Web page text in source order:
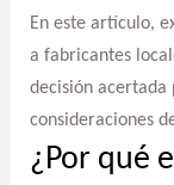
En este artículo,
a fabricantes
decisión acertada
consideraciones
¿Por qué